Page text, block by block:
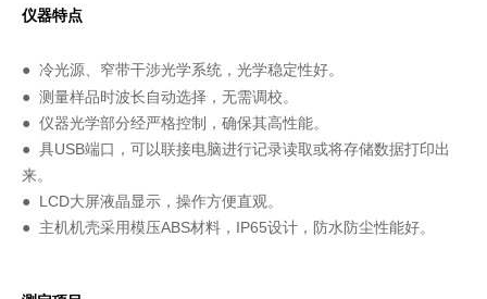
仪器特点
● 冷光源、窄带干涉光学系统，光学稳定性好。
● 测量样品时波长自动选择，无需调校。
● 仪器光学部分经严格控制，确保其高性能。
● 具USB端口，可以联接电脑进行记录读取或将存储数据打印出
来。
● LCD大屏液晶显示，操作方便直观。
● 主机机壳采用模压ABS材料，IP65设计，防水防尘性能好。